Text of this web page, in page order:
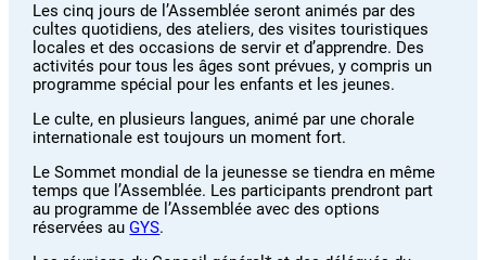
Les cinq jours de l’Assemblée seront animés par des
cultes quotidiens, des ateliers, des visites touristiques
locales et des occasions de servir et d’apprendre. Des
activités pour tous les âges sont prévues, y compris un
programme spécial pour les enfants et les jeunes.
Le culte, en plusieurs langues, animé par une chorale
internationale est toujours un moment fort.
Le Sommet mondial de la jeunesse se tiendra en même
temps que l’Assemblée. Les participants prendront part
au programme de l’Assemblée avec des options
réservées auGYS.